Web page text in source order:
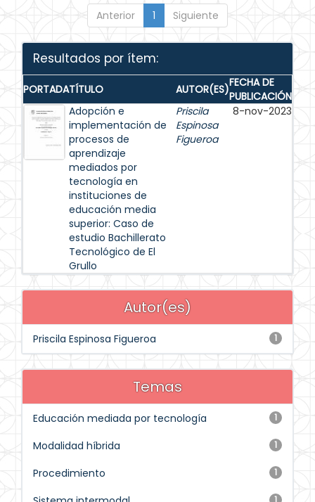
Anterior 1 Siguiente
Resultados por ítem:
PORTADATÍTULO AUTOR(ES)FECHA DE
PUBLICACIÓN
Adopción e
implementación de
procesos de
aprendizaje
mediados por
tecnología en
instituciones de
educación media
superior: Caso de
estudio Bachillerato
Tecnológico de El
Grullo
Priscila
Espinosa
Figueroa
8-nov-2023
Autor(es)
1
Priscila Espinosa Figueroa
Temas
1
Educación mediada por tecnología
1
Modalidad híbrida
1
Procedimiento
1